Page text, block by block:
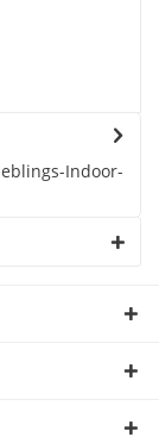
Indoor-